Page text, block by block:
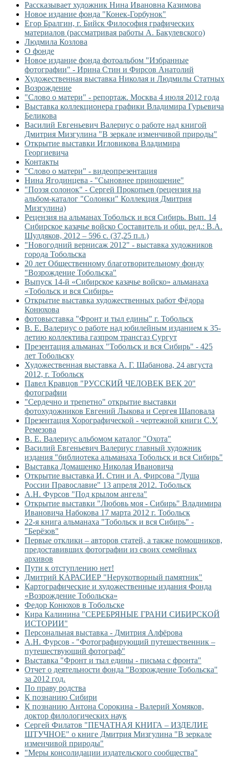
Рассказывает художник Нина Ивановна Казимова
Новое издание фонда "Конек-Горбунок"
Егор Бралгин, г. Бийск Философия графических
материалов (рассматривая работы А. Бакулевского)
Людмила Козлова
О фонде
Новое издание фонда фотоальбом "Избранные
фотографии" - Ирина Стин и Фирсов Анатолий
Художественная выставка Николая и Людмилы Статных
Возрождение
"Слово о матери" - репортаж. Москва 4 июля 2012 года
Выставка коллекционера графики Владимира Гурьевича
Беликова
Василий Евгеньевич Валериус о работе над книгой
Дмитрия Мизгулина "В зеркале изменчивой природы"
Открытие выставки Игловикова Владимира
Георгиевича
Контакты
"Слово о матери" - видеопрезентация
Нина Ягодинцева - "Сыновнее приношение"
"Поэзя солонок" - Сергей Прокопьев (рецензия на
альбом-каталог "Солонки" Коллекция Дмитрия
Мизгулина)
Рецензия на альманах Тобольск и вся Сибирь. Вып. 14
Сибирское казачье войско Составитель и общ. ред.: В.А.
Шулдяков, 2012 – 596 с. (37,25 п.л.)
"Новогодний вернисаж 2012" - выставка художников
города Тобольска
20 лет Общественному благотворительному фонду
"Возрождение Тобольска"
Выпуск 14-й «Сибирское казачье войско» альманаха
«Тобольск и вся Сибирь»
Открытие выставка художественных работ Фёдора
Конюхова
фотовыставка "Фронт и тыл едины" г. Тобольск
В. Е. Валериус о работе над юбилейным изданием к 35-
летию коллектива газпром трансгаз Сургут
Презентация альманах "Тобольск и вся Сибирь" - 425
лет Тобольску
Художественная выставка А. Г. Шабанова, 24 августа
2012, г. Тобольск
Павел Кравцов "РУССКИЙ ЧЕЛОВЕК ВЕК 20"
фотографии
"Сердечно и трепетно" открытие выставки
фотохудожников Евгений Лыкова и Сергея Шаповала
Презентация Хорографической - чертежной книги С.У.
Ремезова
В. Е. Валериус альбомом каталог "Охота"
Василий Евгеньевич Валериус главный художник
издания "библиотека альманаха Тобольск и вся Сибирь"
Выставка Домашенко Николая Ивановича
Открытие выставка И. Стин и А. Фирсова "Душа
России Православие" 13 апреля 2012. Тобольск
А.Н. Фурсов "Под крылом ангела"
Открытие выставки "Любовь моя - Сибирь" Владимира
Ивановича Набокова 17 марта 2012 г. Тобольск
22-я книга альманаха "Тобольск и вся Сибирь" -
"Берёзов"
Первые отклики – авторов статей, а также помощников,
предоставивших фотографии из своих семейных
архивов
Пути к отступлению нет!
Дмитрий КАРАСИЕР "Нерукотворный памятник"
Картографические и художественные издания Фонда
«Возрождение Тобольска»
Федор Конюхов в Тобольске
Кира Калинина "СЕРЕБРЯНЫЕ ГРАНИ СИБИРСКОЙ
ИСТОРИИ"
Персональная выставка - Дмитрия Алфёрова
А.Н. Фурсов - "Фотографирующий путешественник –
путешествующий фотограф"
Выставка "Фронт и тыл едины - письма с фронта"
Отчет о деятельности фонда "Возрождение Тобольска"
за 2012 год.
По праву родства
К познанию Сибири
К познанию Антона Сорокина - Валерий Хомяков,
доктор филологических наук
Сергей Филатов "ПЕЧАТНАЯ КНИГА – ИЗДЕЛИЕ
ШТУЧНОЕ" о книге Дмитрия Мизгулина "В зеркале
изменчивой природы"
"Меры консолидации издательского сообщества"